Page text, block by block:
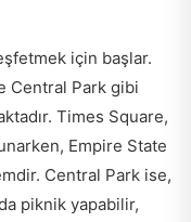
için başlar.
Central Park gibi
Times Square,
Empire State
Central Park ise,
piknik yapabilir,